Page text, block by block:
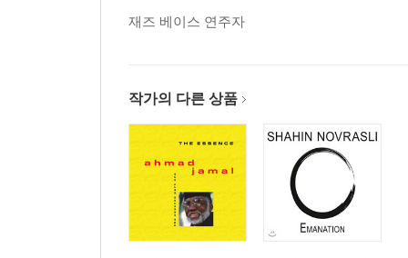
재즈 베이스 연주자
작가의 다른 상품